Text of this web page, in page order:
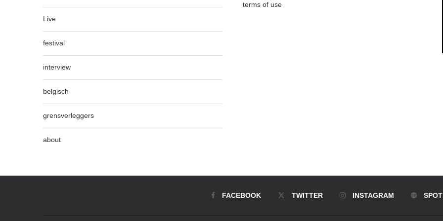
Live
festival
interview
belgisch
grensverleggers
about
terms of use
FACEBOOK TWITTER INSTAGRAM